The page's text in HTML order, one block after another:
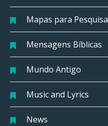
Mapas para Pesquisa
Mensagens Bíblicas
Mundo Antigo
Music and Lyrics
News